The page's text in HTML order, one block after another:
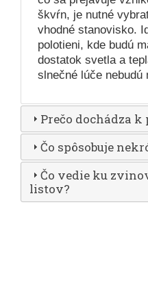
škvŕn, je nutné
vhodné stanovisko.
polotieni, kde budú
dostatok svetla a
slnečné lúče
Prečo dochádza
Čo spôsobuje
Čo vedie ku
listov?